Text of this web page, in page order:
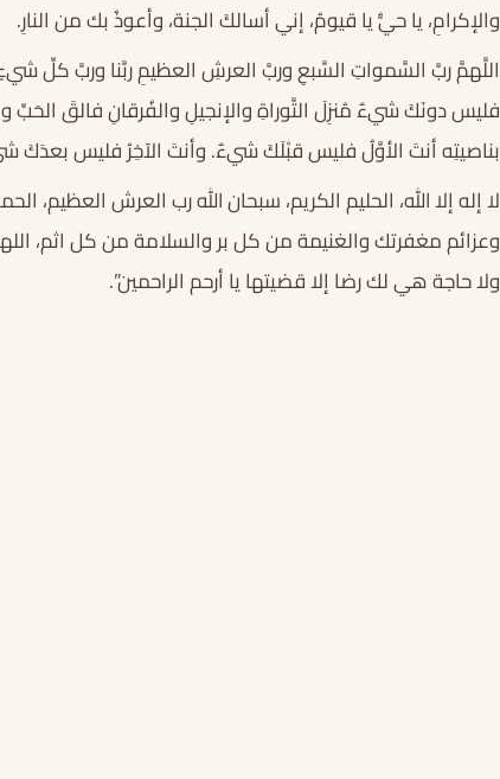
والإكرامِ، يا حيُّ يا قيومُ، إني أسالكَ الجنة، وأعوذُ بك من النارِ.
اللَّهمَّ ربَّ السَّمواتِ السَّبعِ وربَّ العرشِ العظيمِ ربَّنا وربَّ كلِّ
فليس دونَكَ شيءٌ مُنزِلَ التَّوراةِ والإنجيلِ والفُرقانِ فالقَ
بناصيتِه أنتَ الأوَّلُ فليس قبْلَكَ شيءٌ. وأنتَ الآخِرُ فليس بعدَكَ
لا إله إلا الله، الحليم الكريم، سبحان الله رب العرش العظيم،
وعزائم مغفرتك والغنيمة من كل بر والسلامة من كل اثم، اللهم
ولا حاجة هي لك رضا إلا قضيتها يا أرحم الراحمين”.